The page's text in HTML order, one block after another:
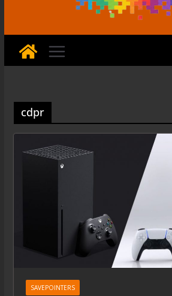
cdpr
SAVEPOINTERS